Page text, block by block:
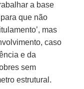
a base
que não
mas
caso
e da
sem
estrutural.